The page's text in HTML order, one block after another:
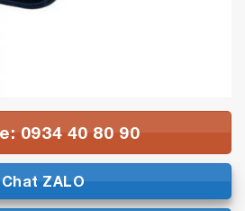
0934 40 80 90
Chat ZALO